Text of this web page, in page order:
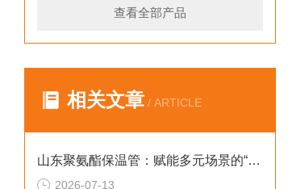
查看全部产品
相关文章 / ARTICLE
山东聚氨酯保温管：赋能多元场景的“隐形守护者”
2026-07-13